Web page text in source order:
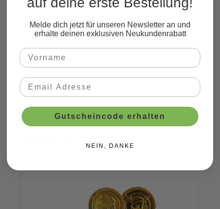
Beschreibung
Ähnliche Produkte
Melde dich jetzt für unseren Newsletter an und
erhalte deinen exklusiven Neukundenrabatt
Gutscheincode erhalten
NEIN, DANKE